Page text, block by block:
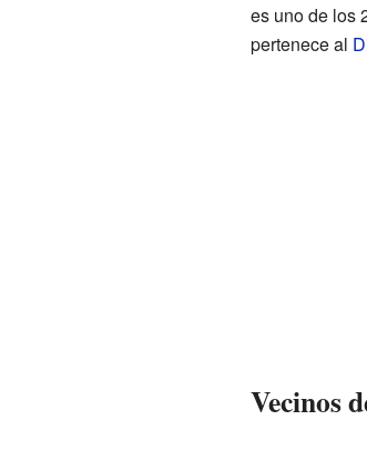
es uno de los
pertenece al
Vecinos